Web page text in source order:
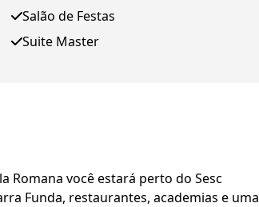
Salão de Festas
Suite Master
Romana você estará perto do Sesc
Funda, restaurantes, academias e uma